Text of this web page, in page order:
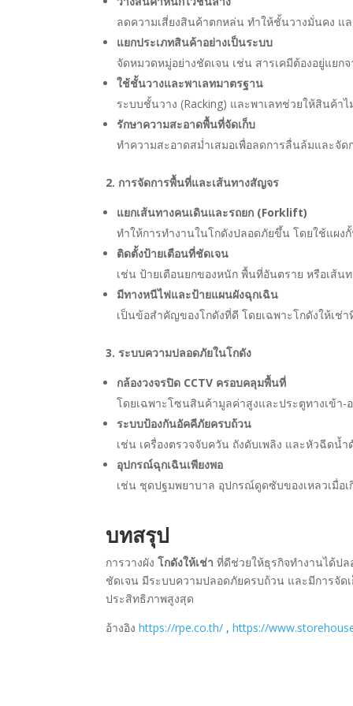
ลดความเสี่ยงสินค้าตกหล่น ทำให้ชั้นวางมั่นคง
แยกประเภทสินค้าอย่างเป็นระบบ
จัดหมวดหมู่อย่างชัดเจน เช่น สารเคมีต้องอยู่แย
ใช้ชั้นวางและพาเลทมาตรฐาน
ระบบชั้นวาง (Racking) และพาเลทช่วยให้สินค้า
รักษาความสะอาดพื้นที่จัดเก็บ
ทำความสะอาดสม่ำเสมอเพื่อลดการลื่นล้มและจัด
2. การจัดการพื้นที่และเส้นทางสัญจร
แยกเส้นทางคนเดินและรถยก (Forklift)
ทำให้การทำงานในโกดังปลอดภัยขึ้น โดยใช้แผง
ติดตั้งป้ายเตือนที่ชัดเจน
เช่น ป้ายเตือนยกของหนัก พื้นที่อันตราย หรือเส้น
มีทางหนีไฟและป้ายแผนผังฉุกเฉิน
เป็นข้อสำคัญของโกดังที่ดี โดยเฉพาะโกดังให้เช่
3. ระบบความปลอดภัยในโกดัง
กล้องวงจรปิด CCTV ครอบคลุมพื้นที่
โดยเฉพาะโซนสินค้ามูลค่าสูงและประตูทางเข้า-
ระบบป้องกันอัคคีภัยครบถ้วน
เช่น เครื่องตรวจจับควัน ถังดับเพลิง และหัวฉีดน้
อุปกรณ์ฉุกเฉินเพียงพอ
เช่น ชุดปฐมพยาบาล อุปกรณ์ดูดซับของเหลวเมื่อเ
บทสรุป
การวางผังโกดังให้เช่า ที่ดีช่วยให้ธุรกิจทำงานได้ป
ชัดเจน มีระบบความปลอดภัยครบถ้วน และมีการจัด
ประสิทธิภาพสูงสุด
อ้างอิงhttps://rpe.co.th/ ,https://